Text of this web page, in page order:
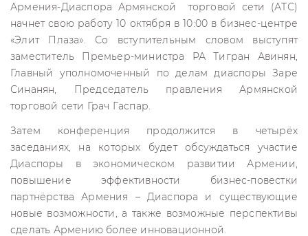
Армения-Диаспора Армянской торговой сети (АТС)
начнет свою работу 10 октября в 10:00 в бизнес-центре
«Элит Плаза». Со вступительным словом выступят
заместитель Премьер-министра РА Тигран Авинян,
Главный уполномоченный по делам диаспоры Заре
Синанян, Председатель правления Армянской
торговой сети Грач Гаспар.
Затем конференция продолжится в четырёх
заседаниях, на которых будет обсуждаться участие
Диаспоры в экономическом развитии Армении,
повышение эффективности бизнес-повестки
партнёрства Армения – Диаспора и существующие
новые возможности, а также возможные перспективы
сделать Армению более инновационной.